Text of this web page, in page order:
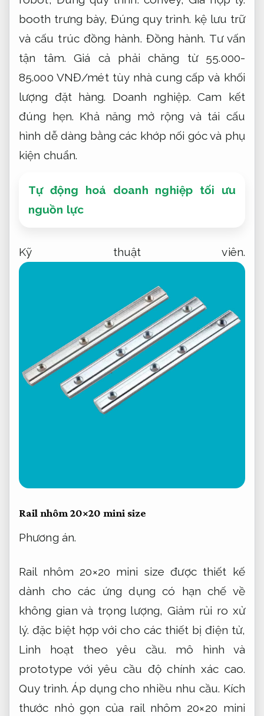
booth trưng bày, Đúng quy trình. kệ lưu trữ
và cấu trúc đồng hành. Đồng hành. Tư vấn
tận tâm. Giá cả phải chăng từ 55.000-
85.000 VNĐ/mét tùy nhà cung cấp và khối
lượng đặt hàng. Doanh nghiệp. Cam kết
đúng hẹn. Khả năng mở rộng và tái cấu
hình dễ dàng bằng các khớp nối góc và phụ
kiện chuẩn.
Tự động hoá doanh nghiệp tối ưu
nguồn lực
Kỹ thuật viên.
Rail nhôm 20×20 mini size
Phương án.
Rail nhôm 20×20 mini size được thiết kế
dành cho các ứng dụng có hạn chế về
không gian và trọng lượng, Giảm rủi ro xử
lý. đặc biệt hợp với cho các thiết bị điện tử,
Linh hoạt theo yêu cầu. mô hình và
prototype với yêu cầu độ chính xác cao.
Quy trình. Áp dụng cho nhiều nhu cầu. Kích
thước nhỏ gọn của rail nhôm 20×20 mini